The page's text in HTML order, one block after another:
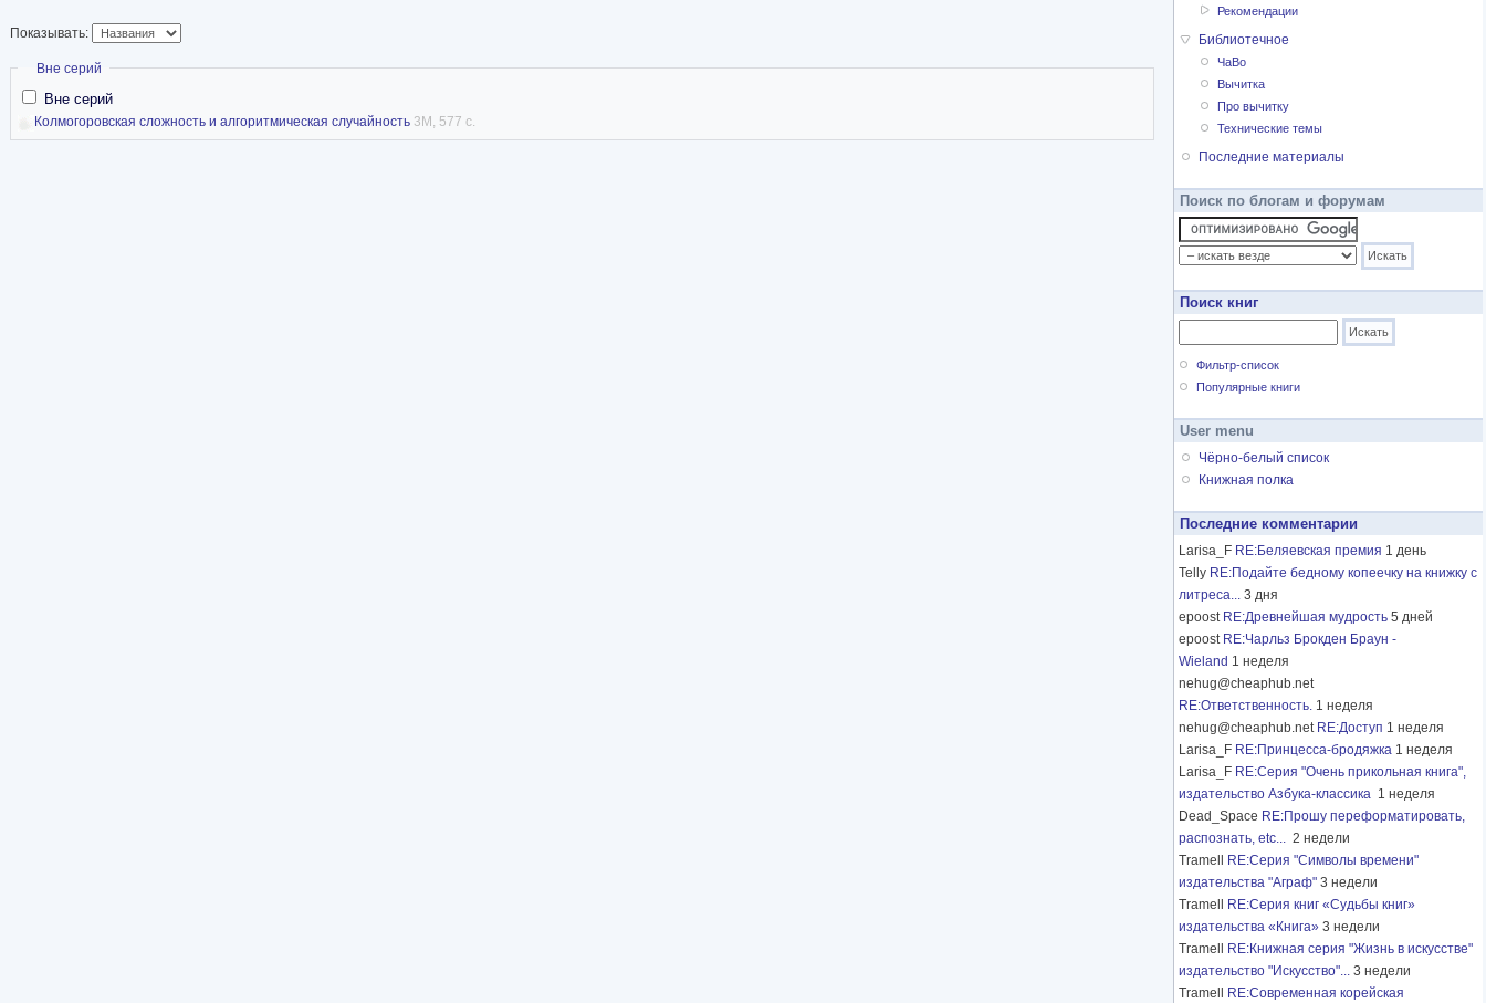
Показывать:
Скрыть
Вне серий
Вне серий
Колмогоровская сложность и алгоритмическая случайность 3M, 577 с.
Рекомендации
Библиотечное
ЧаВо
Вычитка
Про вычитку
Технические темы
Последние материалы
Поиск по блогам и форумам
Поиск книг
Фильтр-список
Популярные книги
User menu
Чёрно-белый список
Книжная полка
Последние комментарии
Larisa_F RE:Беляевская премия 1 день
Telly RE:Подайте бедному копеечку на книжку с
литреса... 3 дня
epoost RE:Древнейшая мудрость 5 дней
epoost RE:Чарльз Брокден Браун -
Wieland 1 неделя
nehug@cheaphub.net
RE:Ответственность. 1 неделя
nehug@cheaphub.net RE:Доступ 1 неделя
Larisa_F RE:Принцесса-бродяжка 1 неделя
Larisa_F RE:Серия "Очень прикольная книга",
издательство Азбука-классика 1 неделя
Dead_Space RE:Прошу переформатировать,
распознать, etc... 2 недели
Tramell
RE:Серия "Символы времени"
издательства "Аграф" 3 недели
Tramell
RE:Серия книг «Судьбы книг»
издательства «Книга» 3 недели
Tramell
RE:Книжная серия "Жизнь в искусстве"
издательство "Искусство"... 3 недели
Tramell
RE:Современная корейская